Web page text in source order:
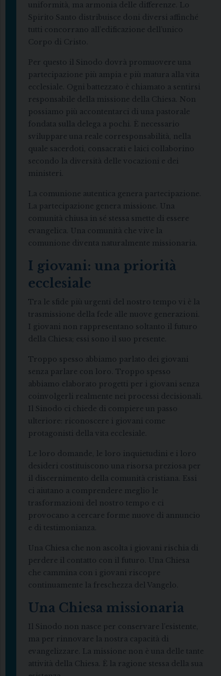
uniformità, ma armonia delle differenze. Lo
Spirito Santo distribuisce doni diversi affinché
tutti concorrano all’edificazione dell’unico
Corpo di Cristo.
Per questo il Sinodo dovrà promuovere una
partecipazione più ampia e più matura alla vita
ecclesiale. Ogni battezzato è chiamato a sentirsi
responsabile della missione della Chiesa. Non
possiamo più accontentarci di una pastorale
fondata sulla delega a pochi. È necessario
sviluppare una reale corresponsabilità, nella
quale sacerdoti, consacrati e laici collaborino
secondo la diversità delle vocazioni e dei
ministeri.
La comunione autentica genera partecipazione.
La partecipazione genera missione. Una
comunità chiusa in sé stessa smette di essere
evangelica. Una comunità che vive la
comunione diventa naturalmente missionaria.
I giovani: una priorità
ecclesiale
Tra le sfide più urgenti del nostro tempo vi è la
trasmissione della fede alle nuove generazioni.
I giovani non rappresentano soltanto il futuro
della Chiesa; essi sono il suo presente.
Troppo spesso abbiamo parlato dei giovani
senza parlare con loro. Troppo spesso
abbiamo elaborato progetti per i giovani senza
coinvolgerli realmente nei processi decisionali.
Il Sinodo ci chiede di compiere un passo
ulteriore: riconoscere i giovani come
protagonisti della vita ecclesiale.
Le loro domande, le loro inquietudini e i loro
desideri costituiscono una risorsa preziosa per
il discernimento della comunità cristiana. Essi
ci aiutano a comprendere meglio le
trasformazioni del nostro tempo e ci
provocano a cercare forme nuove di annuncio
e di testimonianza.
Una Chiesa che non ascolta i giovani rischia di
perdere il contatto con il futuro. Una Chiesa
che cammina con i giovani riscopre
continuamente la freschezza del Vangelo.
Una Chiesa missionaria
Il Sinodo non nasce per conservare l’esistente,
ma per rinnovare la nostra capacità di
evangelizzare. La missione non è una delle tante
attività della Chiesa. È la ragione stessa della sua